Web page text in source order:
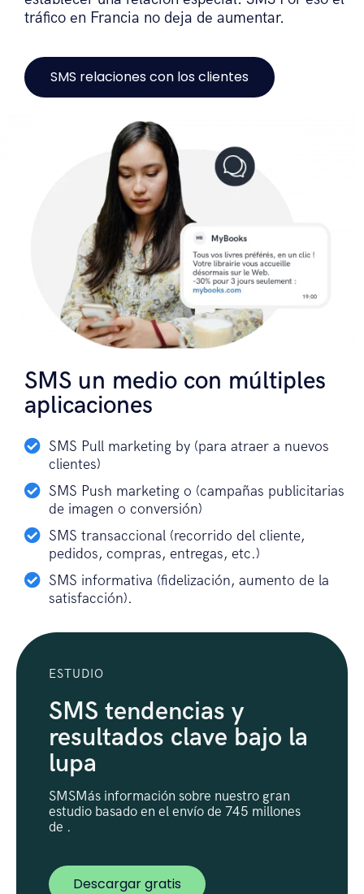
tráfico en Francia no deja de aumentar.
SMS relaciones con los clientes
SMS un medio con múltiples
aplicaciones
SMS Pull marketing by (para atraer a nuevos
clientes)
SMS Push marketing o (campañas publicitarias
de imagen o conversión)
SMS transaccional (recorrido del cliente,
pedidos, compras, entregas, etc.)
SMS informativa (fidelización, aumento de la
satisfacción).
ESTUDIO
SMS tendencias y
resultados clave bajo la
lupa
SMSMás información sobre nuestro gran
estudio basado en el envío de 745 millones
de .
Descargar gratis